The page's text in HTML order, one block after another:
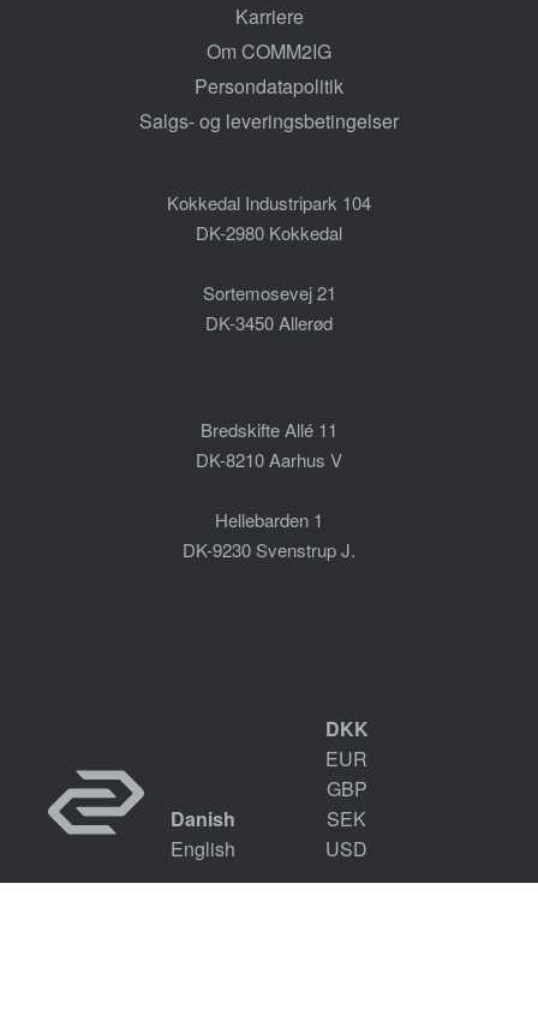
Karriere
Om COMM2IG
Persondatapolitik
Salgs- og leveringsbetingelser
Kokkedal Industripark 104
DK-2980 Kokkedal
Sortemosevej 21
DK-3450 Allerød
Bredskifte Allé 11
DK-8210 Aarhus V
Hellebarden 1
DK-9230 Svenstrup J.
Danish
English
DKK
EUR
GBP
SEK
USD